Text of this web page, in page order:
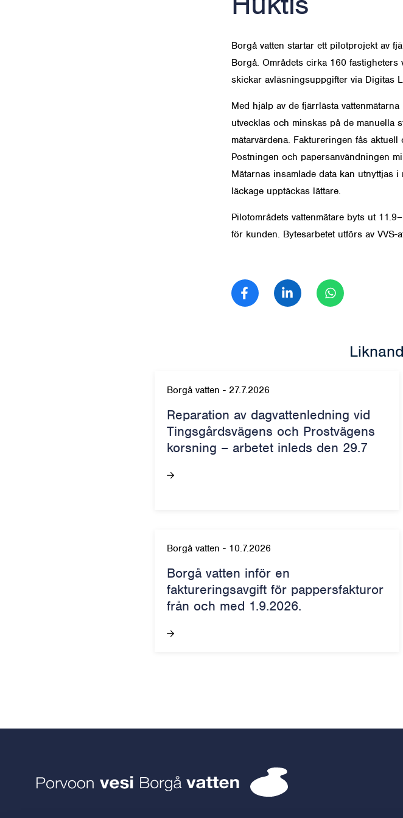
Borgå vatten startar ett pilotprojekt av
Borgå. Områdets cirka 160
skickar avläsningsuppgifter via Digitas
Med hjälp av de fjärrlästa
utvecklas och minskas på de manuella
mätarvärdena. Faktureringen fås
Postningen och papersanvändningen
Mätarnas insamlade data kan utnyttjas
läckage upptäckas lättare.
Pilotområdets vattenmätare byts ut
för kunden. Bytesarbetet utförs av VVS-
Dela på FacebookDela på LinkedIn
Dela på
Borgå vatten - 27.7.2026
Reparation av dagvattenledning vid
Tingsgårdsvägens och Prostvägens
korsning – arbetet inleds den 29.7
Borgå vatten - 10.7.2026
Borgå vatten inför en
faktureringsavgift för pappersfakturor
från och med 1.9.2026.
Borgå vatten – Gå till